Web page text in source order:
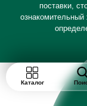
поставки,
ознакомительный
Каталог